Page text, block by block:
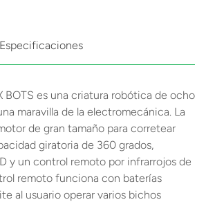
Especificaciones
BOTS es una criatura robótica de ocho
maravilla de la electromecánica. La
de gran tamaño para corretear
giratoria de 360 grados,
y un control remoto por infrarrojos de
remoto funciona con baterías
al usuario operar varios bichos